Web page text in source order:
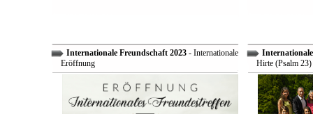
Internationale Freundschaft 2023- Internationale
Eröffnung
Hirte (Psalm 23)